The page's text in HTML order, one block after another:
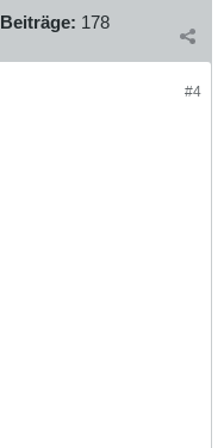
Beiträge: 178
#4